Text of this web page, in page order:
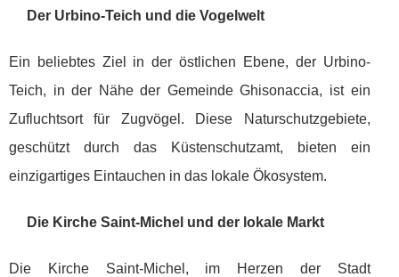
Der Urbino-Teich und die Vogelwelt
Ein beliebtes Ziel in der östlichen Ebene, der Urbino-
Teich, in der Nähe der Gemeinde Ghisonaccia, ist ein
Zufluchtsort für Zugvögel. Diese Naturschutzgebiete,
geschützt durch das Küstenschutzamt, bieten ein
einzigartiges Eintauchen in das lokale Ökosystem.
Die Kirche Saint-Michel und der lokale Markt
Die Kirche Saint-Michel, im Herzen der Stadt